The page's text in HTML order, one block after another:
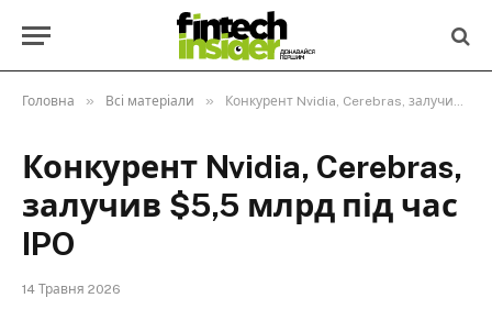
Головна » Всі матеріали » Конкурент Nvidia, Cerebras, залучив $5,5 млрд під час IPO
Конкурент Nvidia, Cerebras,
залучив $5,5 млрд під час
IPO
14 Травня 2026